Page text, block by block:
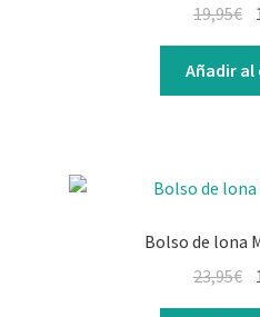
5.00
19,95€
Añadir
Bolso de lona
23,95€